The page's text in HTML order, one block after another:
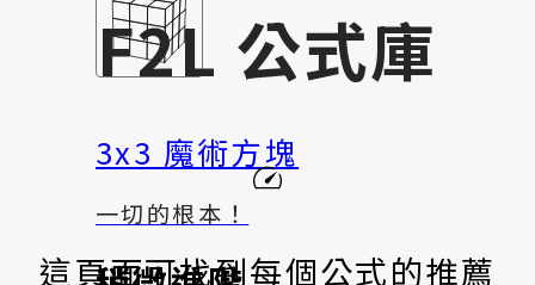
3x3 魔術方塊
一切的根本！
F2L 公式庫
這頁面可找到每個公式的推薦